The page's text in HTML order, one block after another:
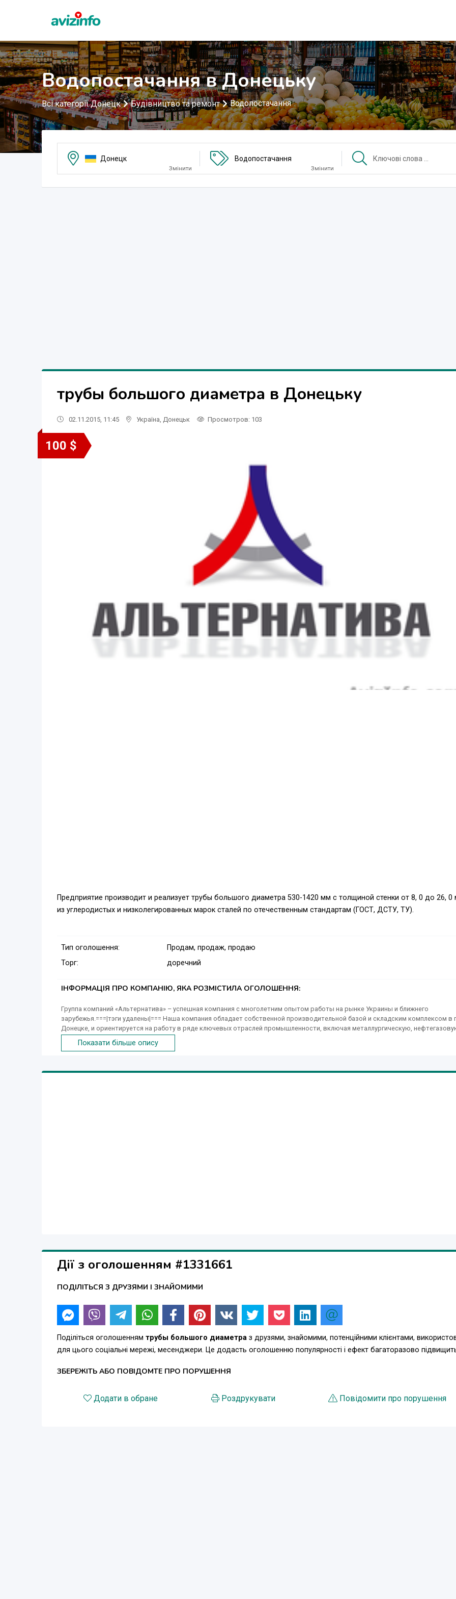
Водопостачання в Донецьку
Всі категорії Донецк Будівництво та ремонт Водопостачання
Донецк
Змінити
Водопостачання
Змінити
трубы большого диаметра в Донецьку
02.11.2015, 11:45 Україна Донецьк Просмотров: 103
100 $
Предприятие производит и реализует трубы большого диаметра 530-1420 мм с толщиной стенки от 8, 0 до 26, 0
из углеродистых и низколегированных марок сталей по отечественным стандартам (ГОСТ, ДСТУ, ТУ).
Тип оголошення:
Продам, продаж, продаю
Торг:
доречний
ІНФОРМАЦІЯ ПРО КОМПАНІЮ, ЯКА РОЗМІСТИЛА ОГОЛОШЕННЯ:
Группа компаний «Альтернатива» – успешная компания с многолетним опытом работы на рынке Украины и ближнего
зарубежья.===|тэги удалены|=== Наша компания обладает собственной производительной базой и складским комплексом в
Донецке, и ориентируется на работу в ряде ключевых отраслей промышленности, включая металлургическую,
угольную, энергетическую, строительную.
Показати більше опису
Дії з оголошенням #1331661
ПОДІЛІТЬСЯ З ДРУЗЯМИ І ЗНАЙОМИМИ
Поділіться оголошенням трубы большого диаметра з друзями, знайомими, потенційними клієнтами,
для цього соціальні мережі, месенджери. Це додасть оголошенню популярності і ефект багаторазово
ЗБЕРЕЖІТЬ АБО ПОВІДОМТЕ ПРО ПОРУШЕННЯ
Додати в обране Роздрукувати Повідомити про порушення